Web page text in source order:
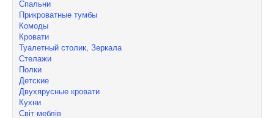
Спальни
Прикроватные тумбы
Комоды
Кровати
Туалетный столик, Зеркала
Стелажи
Полки
Детские
Двухярусные кровати
Кухни
Світ меблів